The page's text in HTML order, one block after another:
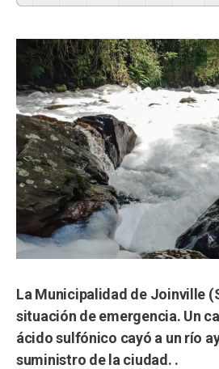
La Municipalidad de Joinville
situación de emergencia. Un
ácido sulfónico cayó a un río
suministro de la ciudad. .